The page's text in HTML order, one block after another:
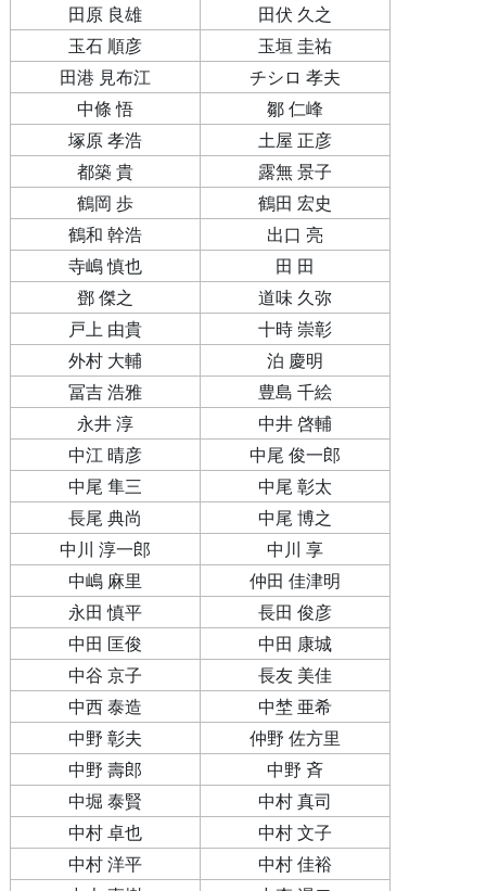
田原 良雄
田伏 久之
玉石 順彦
玉垣 圭祐
田港 見布江
チシロ 孝夫
中條 悟
鄒 仁峰
塚原 孝浩
土屋 正彦
都築 貴
露無 景子
鶴岡 歩
鶴田 宏史
鶴和 幹浩
出口 亮
寺嶋 慎也
田 田
鄧 傑之
道味 久弥
戸上 由貴
十時 崇彰
外村 大輔
泊 慶明
冨吉 浩雅
豊島 千絵
永井 淳
中井 啓輔
中江 晴彦
中尾 俊一郎
中尾 隼三
中尾 彰太
長尾 典尚
中尾 博之
中川 淳一郎
中川 享
中嶋 麻里
仲田 佳津明
永田 慎平
長田 俊彦
中田 匡俊
中田 康城
中谷 京子
長友 美佳
中西 泰造
中埜 亜希
中野 彰夫
仲野 佐方里
中野 壽郎
中野 斉
中堀 泰賢
中村 真司
中村 卓也
中村 文子
中村 洋平
中村 佳裕